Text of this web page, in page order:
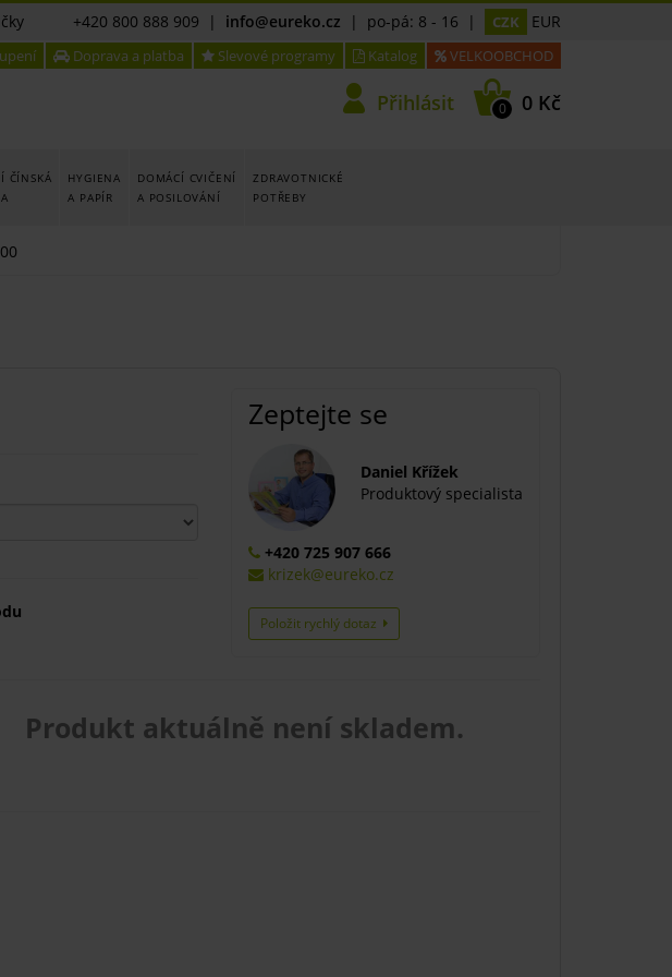
+420 800 888 909 | info@eureko.cz | po-pá: 8 - 16 | CZK EUR
Doprava a platba Slevové programy Katalog VELKOOBCHOD
Přihlásit 0 0 Kč
ČÍNSKÁ
HYGIENA
A PAPÍR
DOMÁCÍ CVIČENÍ
A POSILOVÁNÍ
ZDRAVOTNICKÉ
POTŘEBY
Zeptejte se
Daniel Křížek
Produktový specialista
+420 725 907 666
krizek@eureko.cz
Položit rychlý dotaz
Produkt aktuálně není skladem.